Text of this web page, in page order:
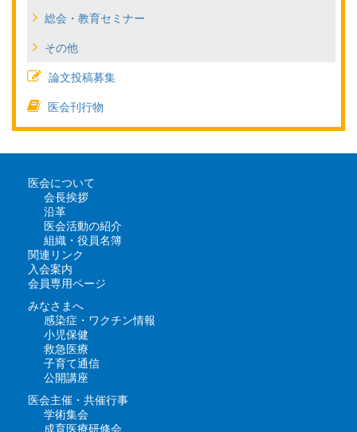
総会・教育セミナー
その他
論文投稿募集
医会刊行物
医会について
会長挨拶
沿革
医会活動の紹介
組織・役員名簿
関連リンク
入会案内
会員専用ページ
みなさまへ
感染症・ワクチン情報
小児保健
救急医療
子育て通信
公開講座
医会主催・共催行事
学術集会
成育医療研修会